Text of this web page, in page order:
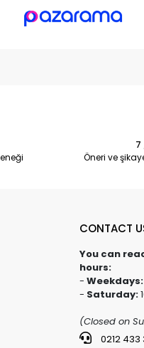
7
Öneri ve
CONTACT
You can
hours:
- Weekdays:
- Saturday:
(Closed on
0212 433